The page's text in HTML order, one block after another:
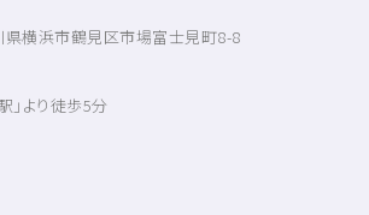
横浜市鶴見区市場富士見町8-8
」より徒歩5分